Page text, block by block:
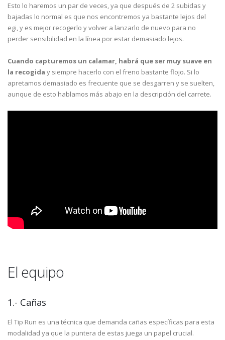
Esto lo haremos un par de veces, ya que después de 2 subidas y
bajadas lo normal es que nos encontremos ya bastante lejos del
egi, y es mejor recogerlo y volver a lanzarlo de nuevo para no
perder sensibilidad en la línea por estar demasiado lejos.
Cuando capturemos un calamar, habrá que ser muy suave en
la recogida y siempre hacerlo con el freno bastante flojo. Si lo
apretamos demasiado es frecuente que se desgarren y se suelten,
aunque de esto hablamos más abajo en la descripción del carrete.
El equipo
1.- Cañas
El Tip Run es una técnica que demanda cañas específicas para esta
modalidad ya que la puntera de estas juega un papel crucial.